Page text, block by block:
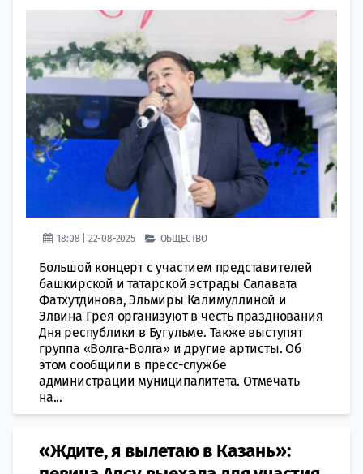
18:08 | 22-08-2025 ОБЩЕСТВО
Большой концерт с участием представителей
башкирской и татарской эстрады Салавата
Фатхутдинова, Эльмиры Калимуллиной и
Элвина Грея организуют в честь празднования
Дня республики в Бугульме. Также выступят
группа «Волга-Волга» и другие артисты. Об
этом сообщили в пресс-службе
администрации муниципалитета. Отмечать
на...
«Ждите, я вылетаю в Казань»: